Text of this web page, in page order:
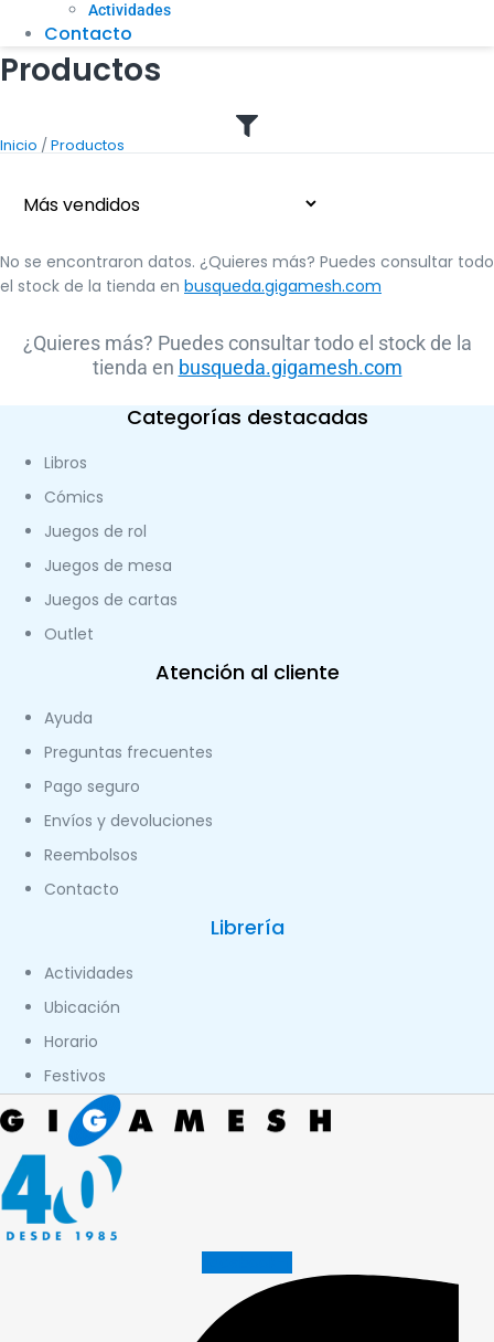
Actividades
Contacto
Productos
Inicio /Productos
No se encontraron datos. ¿Quieres más? Puedes consultar todo
el stock de la tienda en busqueda.gigamesh.com
¿Quieres más? Puedes consultar todo el stock de la
tienda en busqueda.gigamesh.com
Categorías destacadas
Libros
Cómics
Juegos de rol
Juegos de mesa
Juegos de cartas
Outlet
Atención al cliente
Ayuda
Preguntas frecuentes
Pago seguro
Envíos y devoluciones
Reembolsos
Contacto
Librería
Actividades
Ubicación
Horario
Festivos